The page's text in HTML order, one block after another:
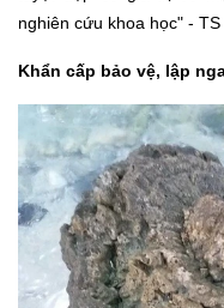
nghiên cứu khoa học" - TS
Khẩn cấp bảo vệ, lập